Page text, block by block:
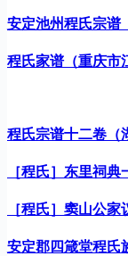
安定池州程氏宗谱
程氏家谱（重庆市
程氏宗谱十二卷（
［程氏］东里祠典
［程氏］窦山公家
安定郡四箴堂程氏